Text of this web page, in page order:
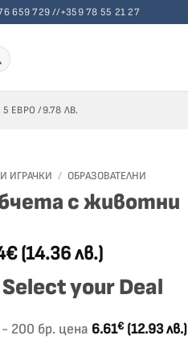
659 729 //+359 78 55 21 27
ЕВРО /9.78 ЛВ.
ИГРАЧКИ / ОБРАЗОВАТЕЛНИ
с животни
(14.36 лв.)
Select your Deal
- 200 бр. цена 6.61€ (12.93 лв.)